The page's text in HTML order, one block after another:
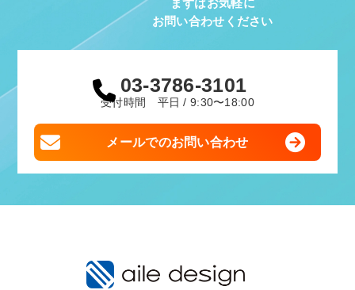
まずはお気軽に
お問い合わせください
03-3786-3101
受付時間 平日 / 9:30〜18:00
メールでのお問い合わせ